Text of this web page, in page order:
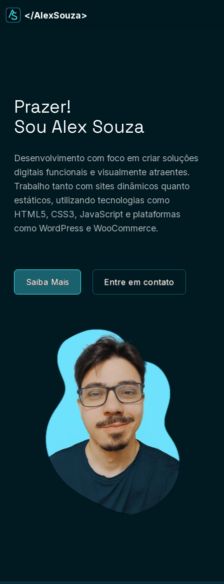
</AlexSouza>
Prazer!
Sou Alex Souza
Desenvolvimento com foco em criar soluções
digitais funcionais e visualmente atraentes.
Trabalho tanto com sites dinâmicos quanto
estáticos, utilizando tecnologias como
HTML5, CSS3, JavaScript e plataformas
como WordPress e WooCommerce.
Saiba Mais Entre em contato